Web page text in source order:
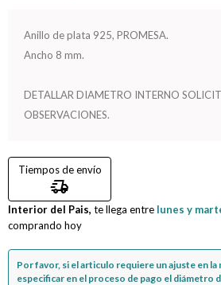
Anillo de plata 925, PROMESA.
Ancho 8 mm.
DETALLAR DIAMETRO INTERNO
OBSERVACIONES.
Tiempos de envío
delivery_truck_speed
Interior del Pais, te llega entre lunes y
comprando hoy
Por favor, si el articulo requiere un ajuste en la
especificar en el proceso de pago el diámetro
Nacimiento
Compromiso